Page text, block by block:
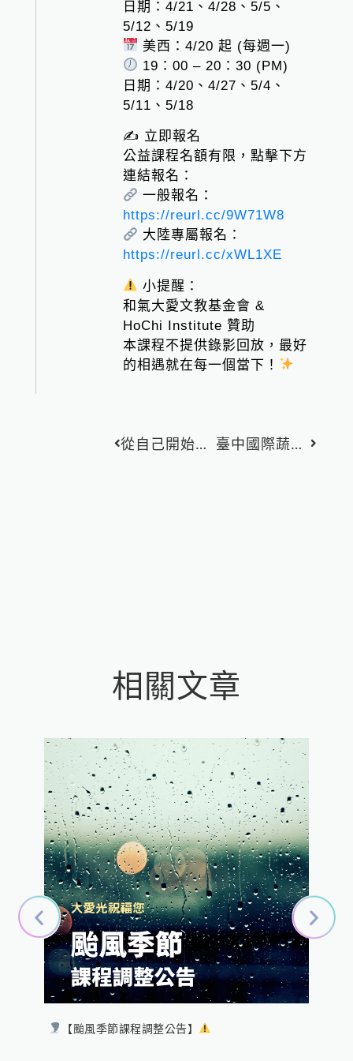
日期：4/21、4/28、5/5、
5/12、5/19
美西：4/20 起 (每週一)
19：00 – 20：30 (PM)
日期：4/20、4/27、5/4、
5/11、5/18
✍️ 立即報名
公益課程名額有限，點擊下方
連結報名：
一般報名：
https://reurl.cc/9W71W8
大陸專屬報名：
https://reurl.cc/xWL1XE
小提醒：
和氣大愛文教基金會 &
HoChi Institute 贊助
本課程不提供錄影回放，最好
的相遇就在每一個當下！
上一頁 從自己開始改變地球｜Vegan Asia 無肉市集 X 和氣大愛 臺中國際蔬素食產業博覽會-光能補給站 下一篇
相關文章
【颱風季節課程調整公告】